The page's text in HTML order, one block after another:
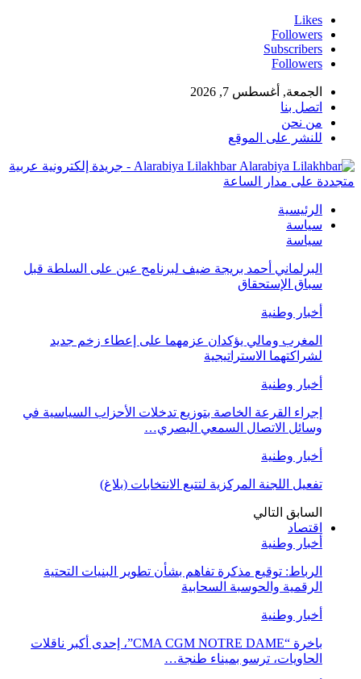
Likes
Followers
Subscribers
Followers
الجمعة, أغسطس 7, 2026
اتصل بنا
من نحن
للنشر على الموقع
Alarabiya Lilakhbar - جريدة إلكترونية عربية
متجددة على مدار الساعة
الرئيسية
سياسة
سياسة
البرلماني أحمد بريجة ضيف لبرنامج عين على السلطة قبل
سباق الإستحقاق
أخبار وطنية
المغرب ومالي يؤكدان عزمهما على إعطاء زخم جديد
لشراكتهما الاستراتيجية
أخبار وطنية
إجراء القرعة الخاصة بتوزيع تدخلات الأحزاب السياسية في
وسائل الاتصال السمعي البصري…
أخبار وطنية
تفعيل اللجنة المركزية لتتبع الانتخابات (بلاغ)
السابق التالي
اقتصاد
أخبار وطنية
الرباط: توقيع مذكرة تفاهم بشأن تطوير البنيات التحتية
الرقمية والحوسبة السحابية
أخبار وطنية
باخرة “CMA CGM NOTRE DAME”، إحدى أكبر ناقلات
الحاويات، ترسو بميناء طنجة…